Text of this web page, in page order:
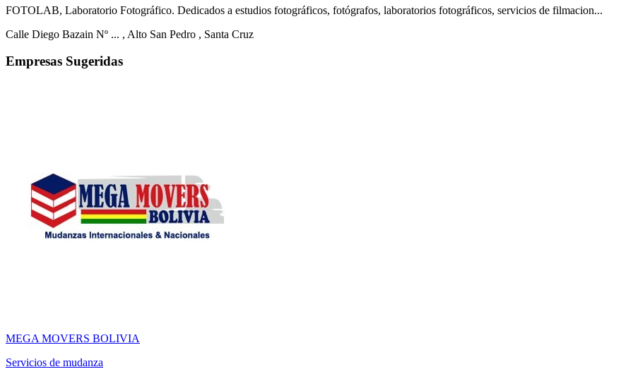
FOTOLAB, Laboratorio Fotográfico. Dedicados a estudios fotográficos, fotógrafos, laboratorios fotográficos, servicios de filmacion...
Calle Diego Bazain Nº ... , Alto San Pedro , Santa Cruz
Empresas Sugeridas
MEGA MOVERS BOLIVIA
Servicios de mudanza